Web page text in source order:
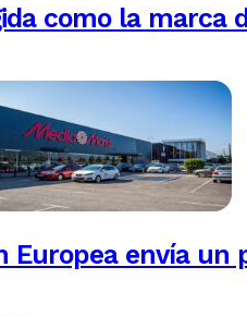
como la marca
Europea envía un